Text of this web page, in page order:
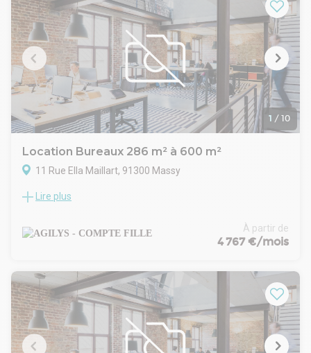
- Durée : 3/6/9 ans
- Préavis : 3 mois
- Fiscalité : TVA
- Indice : ILAT
- Indexation : Annuelle, date prise effet
- Dépôt de garantie : 3 mois
- Loyers et charges : Trimestriels et d'avance
1 / 10
Location Bureaux 286 m² à 600 m²
11 Rue Ella Maillart, 91300 Massy
CAMPUS EIFFEL MASSY - LAVOISIER
bureaux & commerce à proximité des gares RER & TGV de
Massy-Palaiseau
RIE : 16 € HT/HC/m²/an
Parkings intérieurs : 1300 € HT/HC/U/an
- Type de bail : Commercial
- Durée : 3/6/9 ans
- Préavis : 3 mois
- Fiscalité : TVA
Lire plus
À partir de
4 767 €/mois